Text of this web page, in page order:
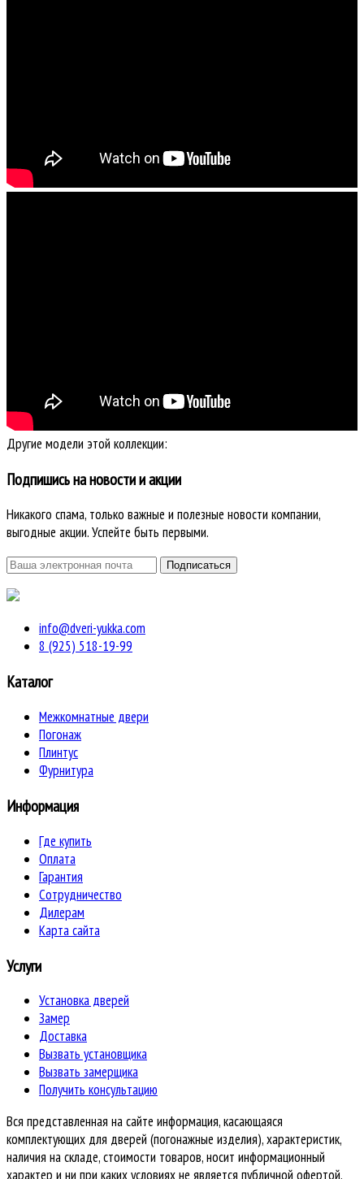
Другие модели этой коллекции:
Подпишись на новости и акции
Никакого спама, только важные и полезные новости компании,
выгодные акции. Успейте быть первыми.
info@dveri-yukka.com
8 (925) 518-19-99
Каталог
Межкомнатные двери
Погонаж
Плинтус
Фурнитура
Информация
Где купить
Оплата
Гарантия
Сотрудничество
Дилерам
Карта сайта
Услуги
Установка дверей
Замер
Доставка
Вызвать установщика
Вызвать замерщика
Получить консультацию
Вся представленная на сайте информация, касающаяся
комплектующих для дверей (погонажные изделия), характеристик,
наличия на складе, стоимости товаров, носит информационный
характер и ни при каких условиях не является публичной офертой,